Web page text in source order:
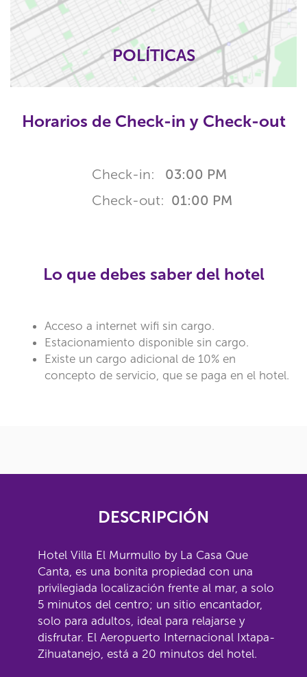
POLÍTICAS
Horarios de Check-in y Check-out
Check-in: 03:00 PM
Check-out: 01:00 PM
Lo que debes saber del hotel
Acceso a internet wifi sin cargo.
Estacionamiento disponible sin cargo.
Existe un cargo adicional de 10% en
concepto de servicio, que se paga en el hotel.
DESCRIPCIÓN
Hotel Villa El Murmullo by La Casa Que
Canta, es una bonita propiedad con una
privilegiada localización frente al mar, a solo
5 minutos del centro; un sitio encantador,
solo para adultos, ideal para relajarse y
disfrutar. El Aeropuerto Internacional Ixtapa-
Zihuatanejo, está a 20 minutos del hotel.